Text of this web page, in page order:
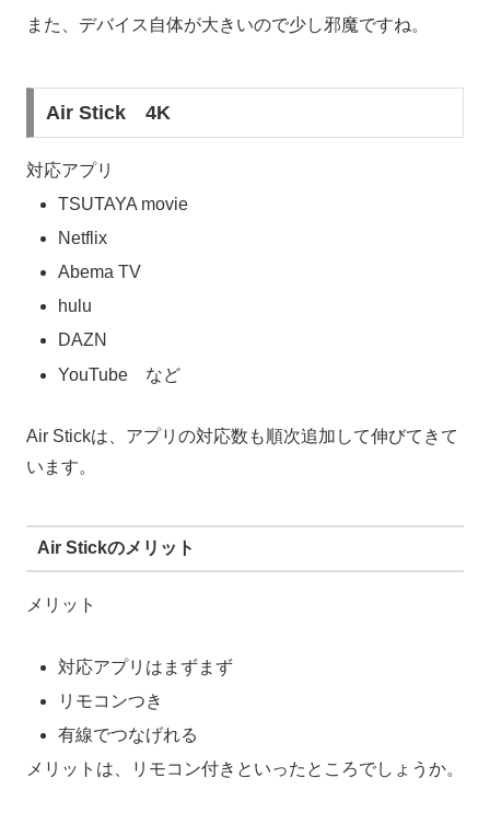
また、デバイス自体が大きいので少し邪魔ですね。
Air Stick 4K
対応アプリ
TSUTAYA movie
Netflix
Abema TV
hulu
DAZN
YouTube など
Air Stickは、アプリの対応数も順次追加して伸びてきて
います。
Air Stickのメリット
メリット
対応アプリはまずまず
リモコンつき
有線でつなげれる
メリットは、リモコン付きといったところでしょうか。